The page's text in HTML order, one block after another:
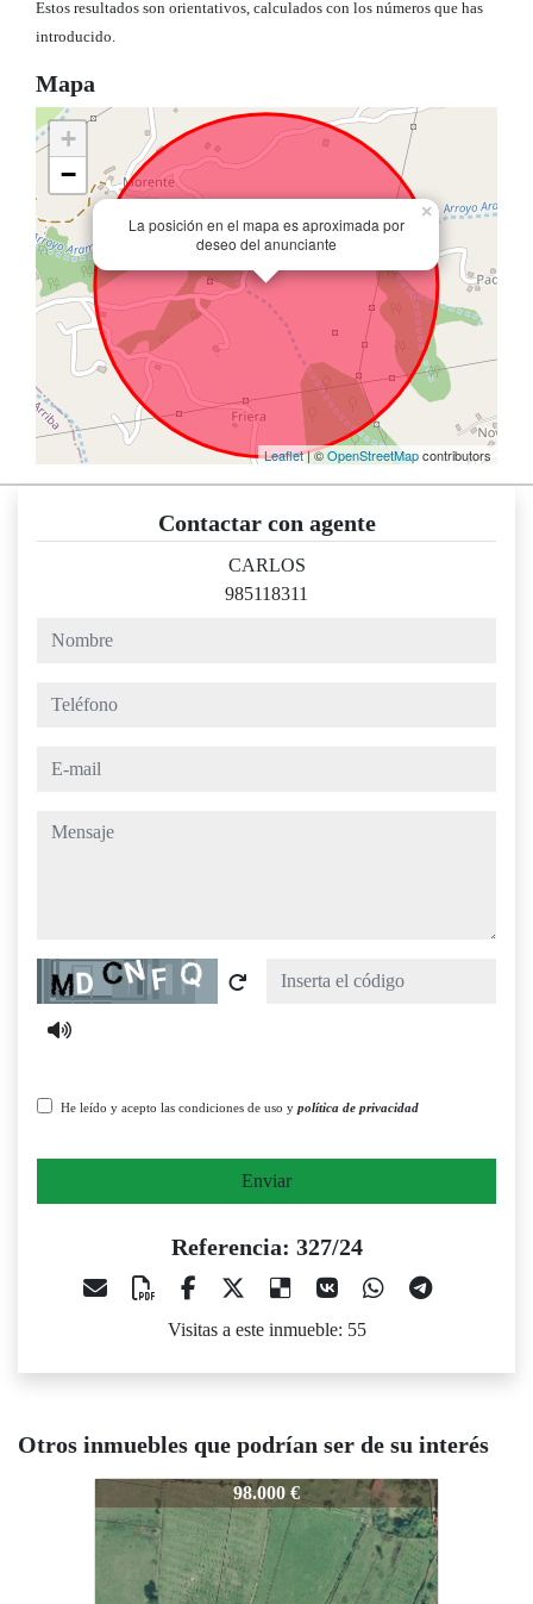
Estos resultados son orientativos, calculados con los números que has
introducido.
Mapa
La posición en el mapa es aproximada por
deseo del anunciante
×
+
−
Leaflet| ©OpenStreetMapcontributors
Contactar con agente
CARLOS
985118311
nombre
teléfono
e-mail
mensaje
Captcha
He leído y acepto las condiciones de uso y política de privacidad
Enviar
Referencia: 327/24
Visitas a este inmueble: 55
Otros inmuebles que podrían ser de su interés
98.000 €
327/24 115.000 €